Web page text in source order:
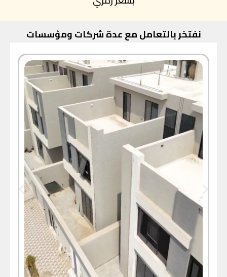
نفتخر بالتعامل مع عدة شركات ومؤسسات